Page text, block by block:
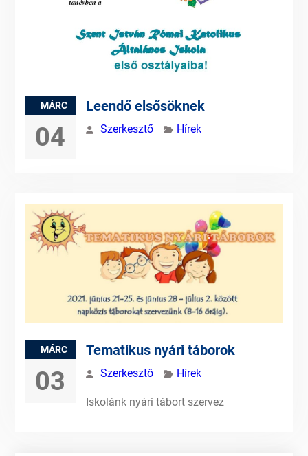
MÁRC
04
Leendő elsősöknek
Szerkesztő Hírek
MÁRC
03
Tematikus nyári táborok
Szerkesztő Hírek
Iskolánk nyári tábort szervez